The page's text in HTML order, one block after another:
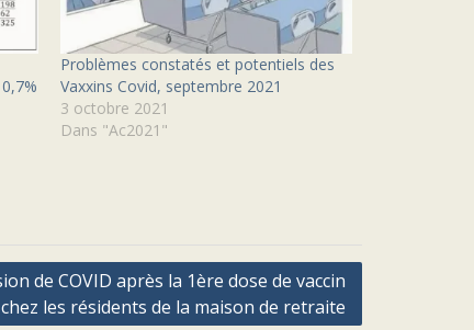
Problèmes constatés et potentiels des
Vaxxins Covid, septembre 2021
3 octobre 2021
Dans "Ac2021"
de COVID après la 1ère dose de vaccin
chez les résidents de la maison de retraite